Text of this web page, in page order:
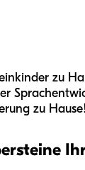
zu
zu Hause!